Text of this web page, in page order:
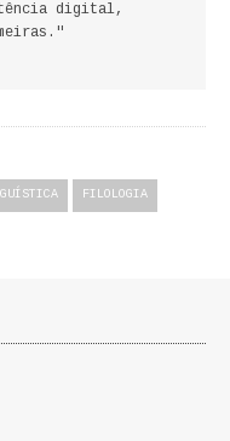
digital,
FILOLOGIA